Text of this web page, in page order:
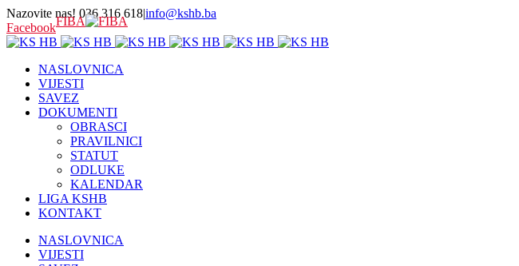
Nazovite nas! 036 316 618|info@kshb.ba
FacebookFIBA
NASLOVNICA
VIJESTI
SAVEZ
DOKUMENTI
OBRASCI
PRAVILNICI
STATUT
ODLUKE
KALENDAR
LIGA KSHB
KONTAKT
NASLOVNICA
VIJESTI